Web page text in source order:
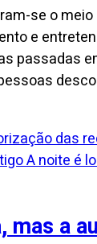
se o meio
e
passadas
das
mas a